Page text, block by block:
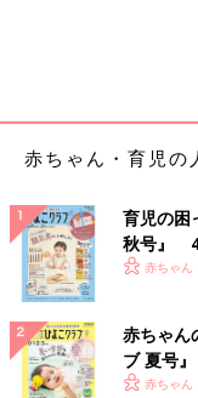
赤ちゃん・育児の
育児の困
秋号』 4
いっぱい
赤ちゃん
赤ちゃん
ブ 夏号
く！ お
赤ちゃん